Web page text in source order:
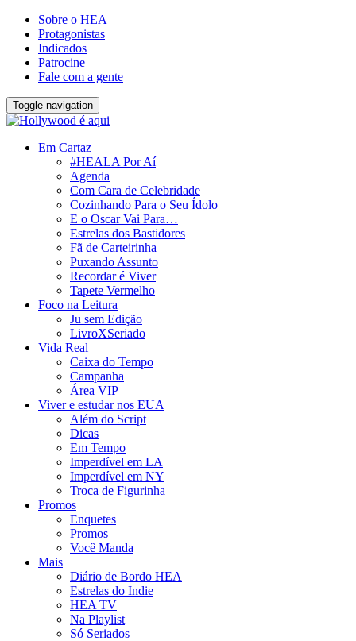
Sobre o HEA
Protagonistas
Indicados
Patrocine
Fale com a gente
Toggle navigation
Em Cartaz
#HEALA Por Aí
Agenda
Com Cara de Celebridade
Cozinhando Para o Seu Ídolo
E o Oscar Vai Para…
Estrelas dos Bastidores
Fã de Carteirinha
Puxando Assunto
Recordar é Viver
Tapete Vermelho
Foco na Leitura
Ju sem Edição
LivroXSeriado
Vida Real
Caixa do Tempo
Campanha
Área VIP
Viver e estudar nos EUA
Além do Script
Dicas
Em Tempo
Imperdível em LA
Imperdível em NY
Troca de Figurinha
Promos
Enquetes
Promos
Você Manda
Mais
Diário de Bordo HEA
Estrelas do Indie
HEA TV
Na Playlist
Só Seriados